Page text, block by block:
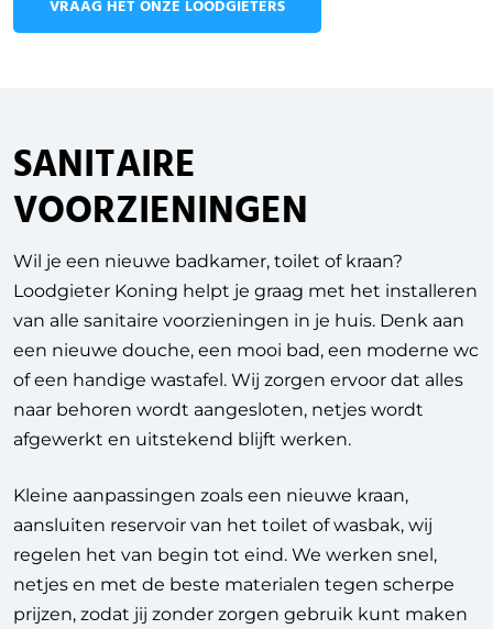
VRAAG HET ONZE LOODGIETERS
SANITAIRE
VOORZIENINGEN
Wil je een nieuwe badkamer, toilet of kraan?
Loodgieter Koning helpt je graag met het installeren
van alle sanitaire voorzieningen in je huis. Denk aan
een nieuwe douche, een mooi bad, een moderne wc
of een handige wastafel. Wij zorgen ervoor dat alles
naar behoren wordt aangesloten, netjes wordt
afgewerkt en uitstekend blijft werken.
Kleine aanpassingen zoals een nieuwe kraan,
aansluiten reservoir van het toilet of wasbak, wij
regelen het van begin tot eind. We werken snel,
netjes en met de beste materialen tegen scherpe
prijzen, zodat jij zonder zorgen gebruik kunt maken